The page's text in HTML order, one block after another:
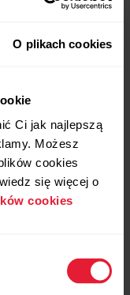
O plikach cookies
Ci jak najlepszą
Możesz
cookies
się więcej o
cookies
samodzielnie
za
danych
kopię Twoich
prawo wiedzieć,